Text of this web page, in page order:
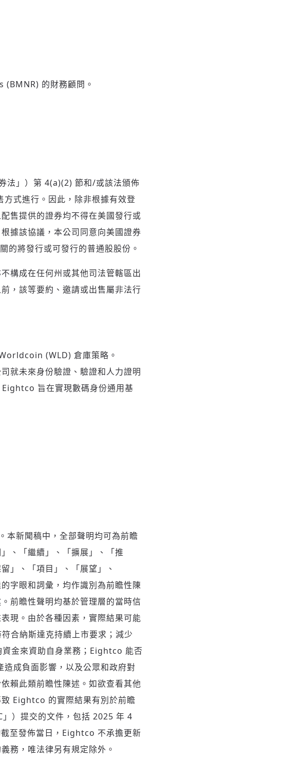
的財務顧問。
法」）第 4(a)(2) 節和/或該法頒佈
式進行。因此，除非根據有效登
售提供的證券均不得在美國發行或
據該協議，本公司同意向美國證券
的將發行或可發行的普通股股份。
構成在任何州或其他司法管轄區出
，該等要約、邀請或出售屬非法行
(WLD) 倉庫策略。
就未來身份驗證、驗證和人力證明
旨在實現數碼身份通用基
本新聞稿中，全部聲明均可為前瞻
、「繼續」、「擴展」、「推
」、「項目」、「展望」、
字眼和詞彙，均作識別為前瞻性陳
前瞻性聲明均基於管理層的當時信
現。由於各種因素，實際結果可能
合納斯達克持續上市要求；減少
金來資助自身業務；Eightco 能否
成負面影響，以及公眾和政府對
賴此類前瞻性陳述。如欲查看其他
Eightco 的實際結果有別於前瞻
）提交的文件，包括 2025 年 4
至發佈當日，Eightco 不承擔更新
務，唯法律另有規定除外。